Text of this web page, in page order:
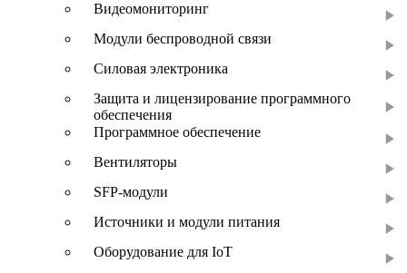
Видеомониторинг
Модули беспроводной связи
Силовая электроника
Защита и лицензирование программного
обеспечения
Программное обеспечение
Вентиляторы
SFP-модули
Источники и модули питания
Оборудование для IoT